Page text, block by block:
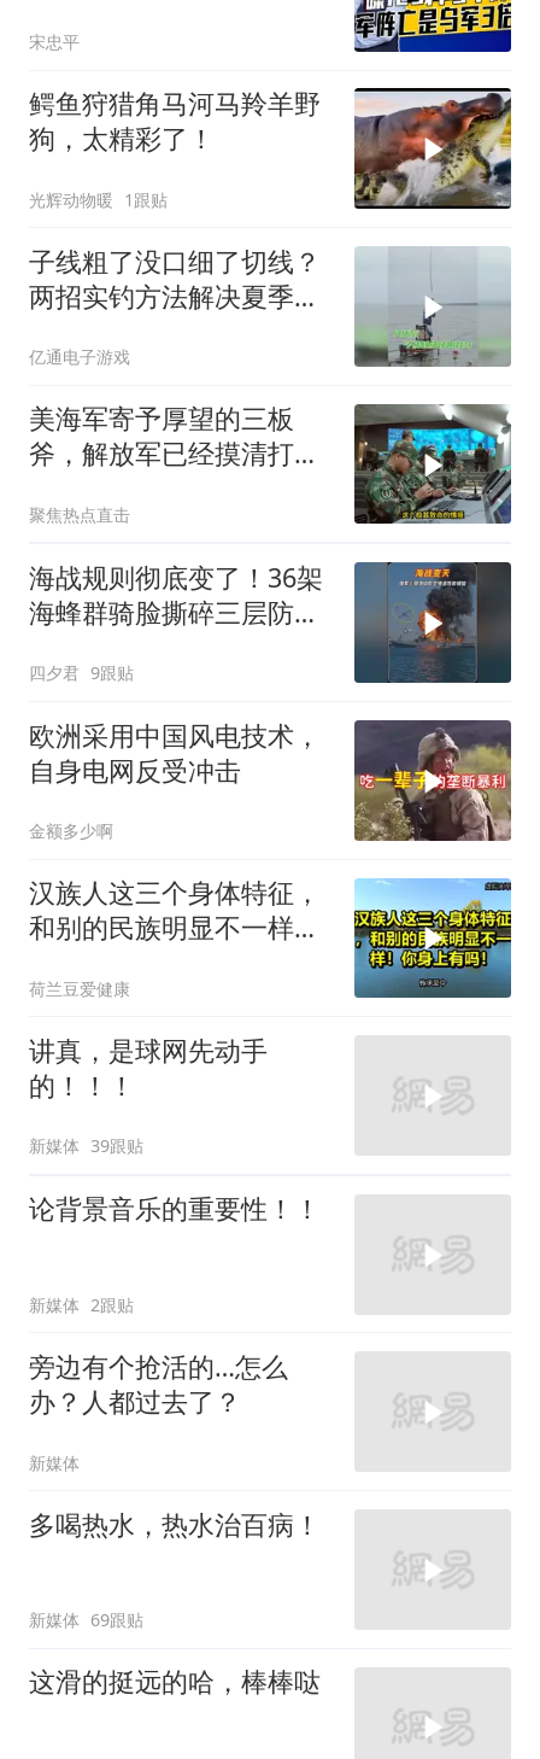
宋忠平
鳄鱼狩猎角马河马羚羊野
狗，太精彩了！
光辉动物暖 1跟贴
子线粗了没口细了切线？
两招实钓方法解决夏季难
亿通电子游戏
美海军寄予厚望的三板
斧，解放军已经摸清打
聚焦热点直击
海战规则彻底变了！36架
海蜂群骑脸撕碎三层防空
四夕君 9跟贴
欧洲采用中国风电技术，
自身电网反受冲击
金额多少啊
汉族人这三个身体特征，
和别的民族明显不一样！
荷兰豆爱健康
讲真，是球网先动手
的！！！
新媒体 39跟贴
论背景音乐的重要性！！
新媒体 2跟贴
旁边有个抢活的…怎么
办？人都过去了？
新媒体
多喝热水，热水治百病！
新媒体 69跟贴
这滑的挺远的哈，棒棒哒